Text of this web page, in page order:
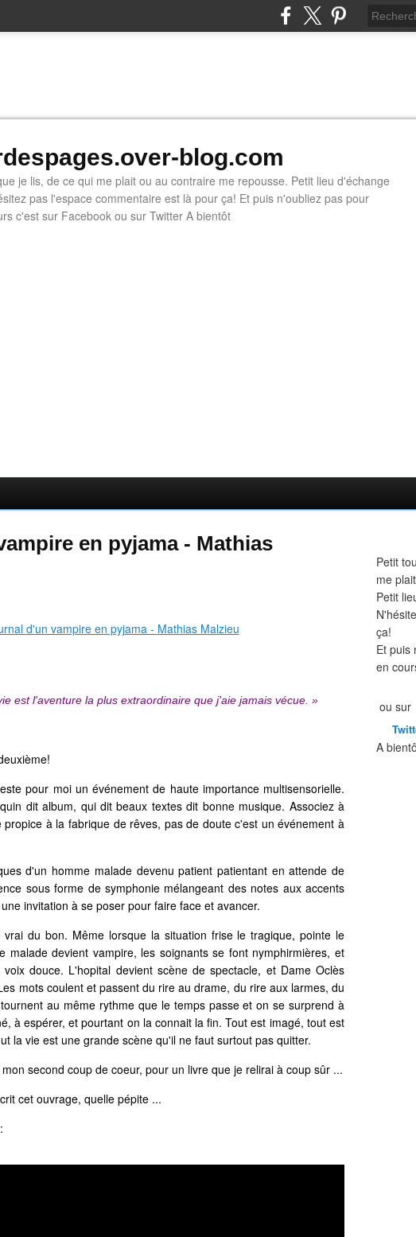
blog.com
je lis, de ce qui me plait ou au contraire me repousse. Petit lieu d'échange
pas l'espace commentaire est là pour ça! Et puis n'oubliez pas pour
c'est sur Facebook ou sur Twitter A bientôt
en pyjama - Mathias
est l'aventure la plus extraordinaire que j'aie jamais vécue. »
pour moi un événement de haute importance multisensorielle.
dit album, qui dit beaux textes dit bonne musique. Associez à
à la fabrique de rêves, pas de doute c'est un événement à
d'un homme malade devenu patient patientant en attende de
sous forme de symphonie mélangeant des notes aux accents
invitation à se poser pour faire face et avancer.
vrai du bon. Même lorsque la situation frise le tragique, pointe le
malade devient vampire, les soignants se font nymphirmières, et
douce. L'hopital devient scène de spectacle, et Dame Oclès
mots coulent et passent du rire au drame, du rire aux larmes, du
au même rythme que le temps passe et on se surprend à
à espérer, et pourtant on la connait la fin. Tout est imagé, tout est
la vie est une grande scène qu'il ne faut surtout pas quitter.
second coup de coeur, pour un livre que je relirai à coup sûr ...
cet ouvrage, quelle pépite ...
Petit
me
Petit
ça!
Et puis
en
ou sur
A